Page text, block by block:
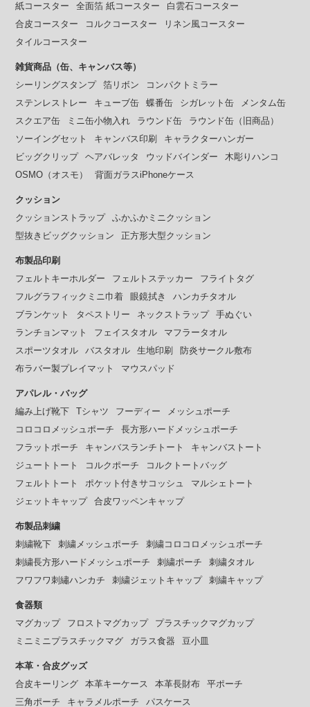
紙コースター
全面箔 紙コースター
白雲石コースター
合皮コースター
コルクコースター
リネン風コースター
タイルコースター
雑貨商品（缶、キャンバス等）
シーリングスタンプ
箔リボン
コンパクトミラー
ステンレストレー
キューブ缶 蝶番缶 シガレット缶
メンタム缶
スクエア缶
ミニ缶小物入れ ラウンド缶
ラウンド缶（旧商品）
ソーイングセット
キャンバス印刷
キャラクターハンガー
ビッグクリップ
ヘアバレッタ ウッドバインダー
木彫りハンコ
OSMO（オスモ）
背面ガラスiPhoneケース
クッション
クッションストラップ
ふかふかミニクッション
型抜きビッグクッション
正方形大型クッション
布製品印刷
フェルトキーホルダー
フェルトステッカー
フライトタグ
フルグラフィックミニ巾着
眼鏡拭き
ハンカチタオル
ブランケット
タペストリー ネックストラップ
手ぬぐい
ランチョンマット
フェイスタオル
マフラータオル
スポーツタオル
バスタオル 生地印刷
防炎サークル敷布
布ラバー製プレイマット
マウスパッド
アパレル・バッグ
編み上げ靴下
Tシャツ フーディー
メッシュポーチ
コロコロメッシュポーチ
長方形ハードメッシュポーチ
フラットポーチ
キャンバスランチトート
キャンバストート
ジュートトート
コルクポーチ
コルクトートバッグ
フェルトトート
ポケット付きサコッシュ
マルシェトート
ジェットキャップ
合皮ワッペンキャップ
布製品刺繍
刺繍靴下
刺繍メッシュポーチ
刺繍コロコロメッシュポーチ
刺繍長方形ハードメッシュポーチ
刺繍ポーチ
刺繍タオル
フワフワ刺繡ハンカチ
刺繍ジェットキャップ 刺繍キャップ
食器類
マグカップ
フロストマグカップ
プラスチックマグカップ
ミニミニプラスチックマグ
ガラス食器 豆小皿
本革・合皮グッズ
合皮キーリング
本革キーケース 本革長財布
平ポーチ
三角ポーチ
キャラメルポーチ パスケース